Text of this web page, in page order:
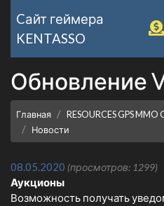
Cайт геймера
KENTASSO
Обновление
Главная RESOURCES GPS MMO
Новости
08.05.2020 (просмотров: 1299)
Аукционы
Возможность получать